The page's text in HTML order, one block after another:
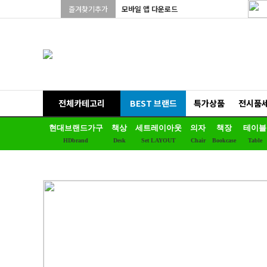
즐겨찾기추가 모바일 앱 다운로드
전체카테고리 BEST 브랜드 특가상품 전시품
현대브랜드가구
HDbrand
책상
Desk
세트레이아웃
Set LAYOUT
의자
Chair
책장
Bookcase
테이블
Table